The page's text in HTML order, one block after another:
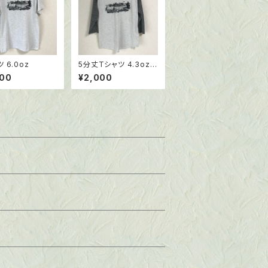
6.0oz
5分丈Tシャツ 4.3oz
サイズ：M
¥2,000